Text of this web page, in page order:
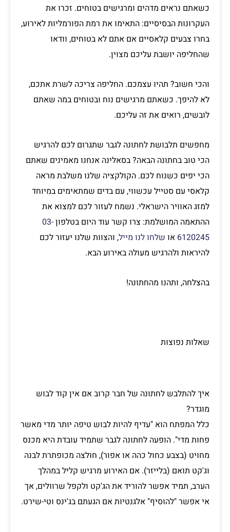
כשאתם נראים מדהים ומרגישים בטוחים. זכרו את
העקרונות הבסיסיים: התאימו את רמת הפורמליות לאירוע,
בחרו צבעים קלאסיים אם אתם לא בטוחים, וודאו
שהחליפה יושבת עליכם מצוין.
והכי חשוב? תהיו עצמכם. החליפה צריכה לשרת אתכם,
לא להיפך. כשאתם מרגישים נוח ובטוחים במה שאתם
לובשים, רואים את זה עליכם.
מחפשים תלבושת לחתונה לגבר שתגרום לכם להרגיש
הכי טוב בחתונה הבאה? בסאלינה אנחנו מאמינים שאתם
הכי יפים כשנוח לכם. הקולקציה שלנו משלבת מראה
קלאסי עם סטייל עכשווי, עם בדים שמתאימים במיוחד
למזג האוויר הישראלי. נשמח לעזור לכם למצוא את
ההתאמה המושלמת: צרו קשר עוד היום בטלפון03-
6120245 או שלחו לנו מייל, והצוות שלנו יעזור לכם
להיראות ולהרגיש מעולה באירוע הבא.
בהצלחה, ותהנו מהחתונה!
שאלות נפוצות
איך להתלבש לחתונה של חבר קרוב אם אין קוד לבוש
מוגדר?
כלל המפתח הוא "עדיף להיות לבוש טיפה יותר מדי מאשר
פחות מדי". הופעה לחתונה לגבר שתמיד עובדת היא מכנס
מחויט (בצבע כחול כהה או אפור), חולצה מכופתרת לבנה
וג'קט תואם (בלייזר). אם האירוע מרגיש קליל במהלך
הערב, תמיד אפשר להוריד את הג'קט ולקפל שרוולים, אך
אי אפשר "להוסיף" אלגנטיות אם הגעתם בג'ינס וטי-שירט.